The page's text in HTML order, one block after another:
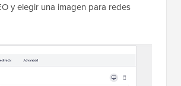
y elegir una imagen para redes